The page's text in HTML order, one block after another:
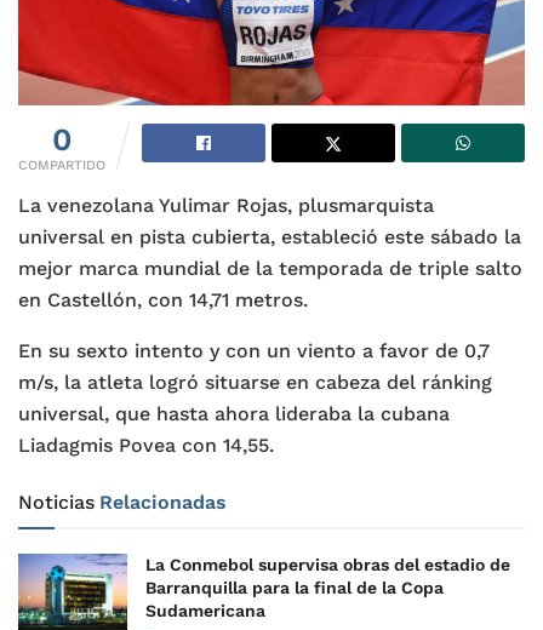
0
COMPARTIDO
La venezolana Yulimar Rojas, plusmarquista
universal en pista cubierta, estableció este sábado la
mejor marca mundial de la temporada de triple salto
en Castellón, con 14,71 metros.
En su sexto intento y con un viento a favor de 0,7
m/s, la atleta logró situarse en cabeza del ránking
universal, que hasta ahora lideraba la cubana
Liadagmis Povea con 14,55.
Noticias Relacionadas
La Conmebol supervisa obras del estadio de
Barranquilla para la final de la Copa
Sudamericana